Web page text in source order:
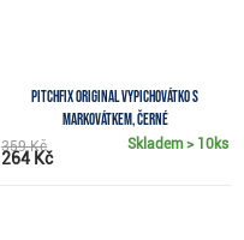
Pitchfix Original vypichovátko s
markovátkem, černé
Skladem> 10ks
359 Kč
264 Kč